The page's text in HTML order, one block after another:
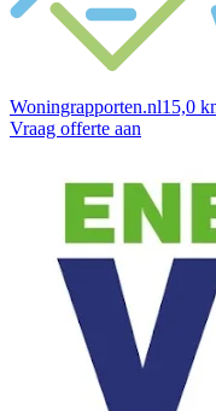
Woningrapporten.nl15,0
Vraag offerte aan